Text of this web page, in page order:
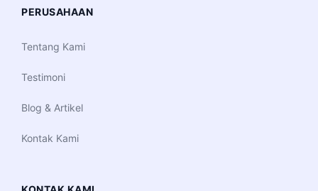
PERUSAHAAN
Tentang Kami
Testimoni
Blog & Artikel
Kontak Kami